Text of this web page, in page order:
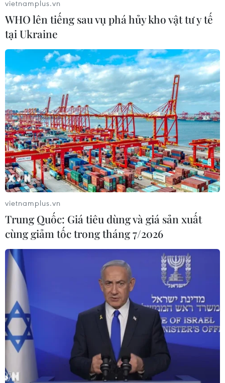
Thổ Nhĩ Kỳ bắt giữ 176 sỹ quan nghi liên
quan đến giáo sỹ Gulen
09/07/2019 07:47
Trưởng công tố Istanbul đã ra lệnh bắt giữ 176 quân
nhân tình nghi có liên hệ với mạng lưới của giáo sỹ
Fethullah Gulen mà Ankara cho rằng đứng đằng sau
cuộc đảo chính bất thành.
vietnamplus.vn
WHO lên tiếng sau vụ phá hủy kho vật tư y tế
tại Ukraine
vietnamplus.vn
Trung Quốc: Giá tiêu dùng và giá sản xuất
cùng giảm tốc trong tháng 7/2026